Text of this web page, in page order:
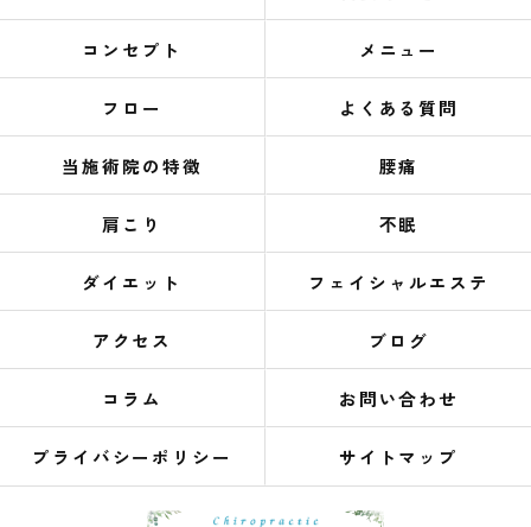
コンセプト メニュー
フロー よくある質問
当施術院の特徴 腰痛
肩こり 不眠
ダイエット フェイシャルエステ
アクセス ブログ
コラム お問い合わせ
プライバシーポリシー サイトマップ